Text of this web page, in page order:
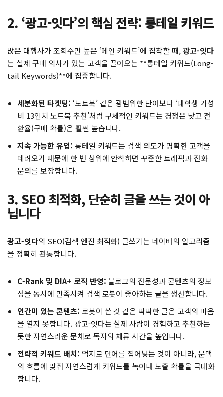
2. ‘광고-잇다’의 핵심 전략: 롱테일 키워드
많은 대행사가 조회수만 높은 ‘메인 키워드’에 집착할 때,광고-잇다
는 실제 구매 의사가 있는 고객을 끌어오는 **롱테일 키워드(Long-
tail Keywords)**에 집중합니다.
세분화된 타겟팅: ‘노트북’ 같은 광범위한 단어보다 ‘대학생 가성
비 13인치 노트북 추천’처럼 구체적인 키워드는 경쟁은 낮고 전
환율(구매 확률)은 훨씬 높습니다.
지속 가능한 유입: 롱테일 키워드는 검색 의도가 명확한 고객을
데려오기 때문에 한 번 상위에 안착하면 꾸준한 트래픽과 전화
문의를 보장합니다.
3. SEO 최적화, 단순히 글을 쓰는 것이 아
닙니다
광고-잇다의 SEO(검색 엔진 최적화) 글쓰기는 네이버의 알고리즘
을 정확히 관통합니다.
C-Rank 및 DIA+ 로직 반영: 블로그의 전문성과 콘텐츠의 정보
성을 동시에 만족시켜 검색 로봇이 좋아하는 글을 생산합니다.
인간미 있는 콘텐츠: 로봇이 쓴 것 같은 딱딱한 글은 고객의 마음
을 열지 못합니다. 광고-잇다는 실제 사람이 경험하고 추천하는
듯한 자연스러운 문체로 독자의 체류 시간을 높입니다.
전략적 키워드 배치: 억지로 단어를 집어넣는 것이 아니라, 문맥
의 흐름에 맞춰 자연스럽게 키워드를 녹여내 노출 확률을 극대화
합니다.